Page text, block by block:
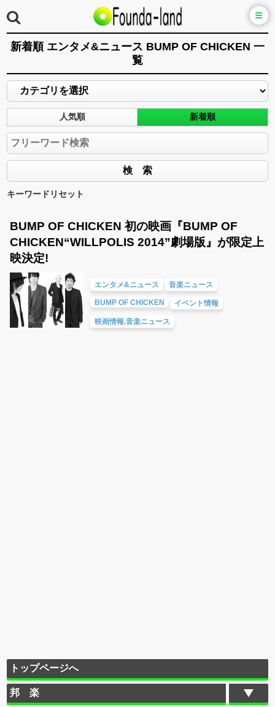
新着順 エンタメ&ニュース BUMP OF CHICKEN 一
覧
人気順 新着順
キーワードリセット
BUMP OF CHICKEN 初の映画『BUMP OF
CHICKEN“WILLPOLIS 2014”劇場版』が限定上
映決定!
エンタメ&ニュース 音楽ニュース
BUMP OF CHICKEN イベント情報
映画情報.音楽ニュース
トップページへ
邦 楽